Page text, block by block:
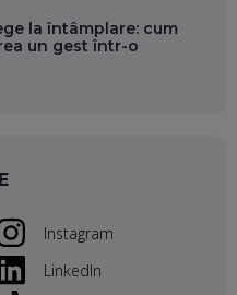
CUM CONSTRUIEȘTI O COMPANIE
LEGĂTURA CU COMUNITATEA
ȘI ALȚI PESTE 60 DE
O TREIME DINTRE
DE PE REȚELE SOCIALE
CUM ÎNVĂȚĂM SĂ DISCUTĂM
la întâmplare: cum
un gest într-o
Instagram
LinkedIn